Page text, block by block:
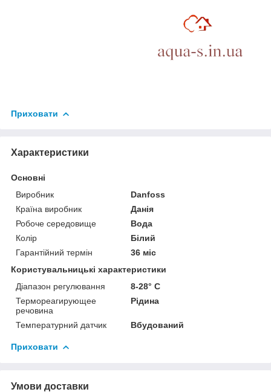
Приховати
Характеристики
Основні
Виробник
Danfoss
Країна виробник
Данія
Робоче середовище
Вода
Колір
Білий
Гарантійний термін
36 міс
Користувальницькі характеристики
Діапазон регулювання
8-28° C
Термореагирующее
речовина
Рідина
Температурний датчик Вбудований
Приховати
Умови доставки